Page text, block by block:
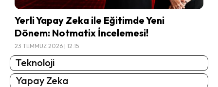
Yerli Yapay Zeka ile Eğitimde Yeni
Dönem: Notmatix İncelemesi!
23 TEMMUZ 2026 | 12:15
Teknoloji
Yapay Zeka